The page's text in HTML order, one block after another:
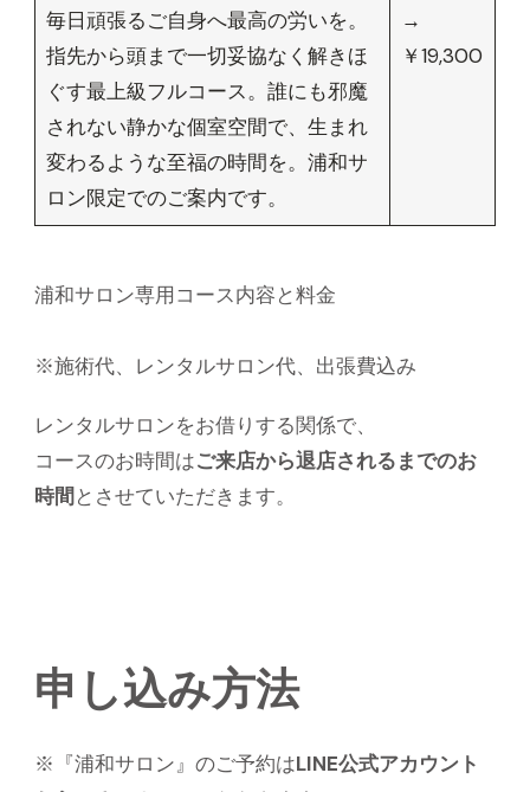
毎日頑張るご自身へ最高の労いを。
指先から頭まで一切妥協なく解きほ
ぐす最上級フルコース。誰にも邪魔
されない静かな個室空間で、生まれ
変わるような至福の時間を。浦和サ
ロン限定でのご案内です。
→
￥19,300
浦和サロン専用コース内容と料金
※施術代、レンタルサロン代、出張費込み
レンタルサロンをお借りする関係で、
コースのお時間はご来店から退店されるまでのお
時間 とさせていただきます。
申し込み方法
※『浦和サロン』のご予約はLINE公式アカウント